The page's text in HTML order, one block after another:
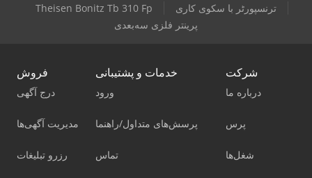
Theisen Bonitz Tb 310 Fp
ترنسپورٹر با سکوی کاری
پرینتر فلزی سه‌بعدی
فروش
درج آگهی
مدیریت آگهی‌ها
رزرو تبلیغات
خدمات و پشتیبانی
ورود
پرسش‌های متداول/راهنما
تماس
شرکت
درباره ما
پرس
شغل‌ها